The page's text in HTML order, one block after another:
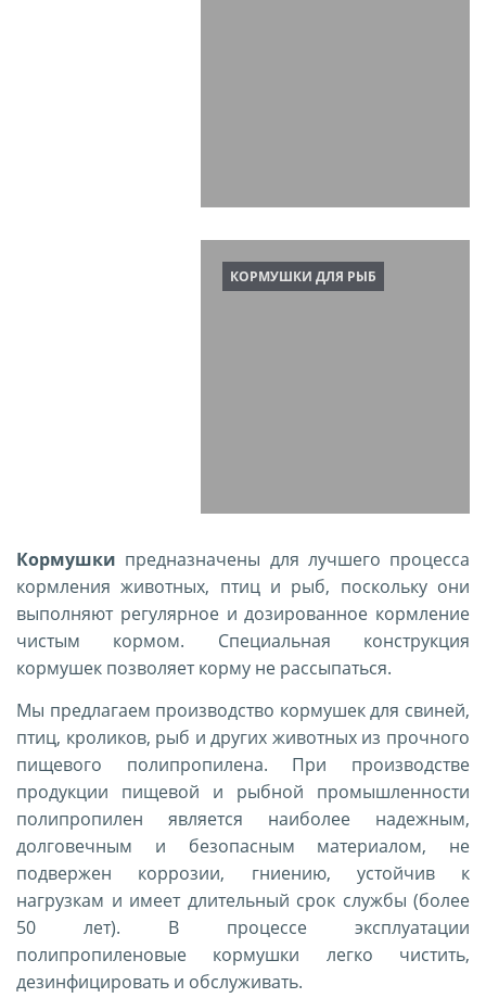
КОРМУШКИ ДЛЯ РЫБ
Кормушки предназначены для лучшего процесса
кормления животных, птиц и рыб, поскольку они
выполняют регулярное и дозированное кормление
чистым кормом. Специальная конструкция
кормушек позволяет корму не рассыпаться.
Мы предлагаем производство кормушек для свиней,
птиц, кроликов, рыб и других животных из прочного
пищевого полипропилена. При производстве
продукции пищевой и рыбной промышленности
полипропилен является наиболее надежным,
долговечным и безопасным материалом, не
подвержен коррозии, гниению, устойчив к
нагрузкам и имеет длительный срок службы (более
50 лет). В процессе эксплуатации
полипропиленовые кормушки легко чистить,
дезинфицировать и обслуживать.